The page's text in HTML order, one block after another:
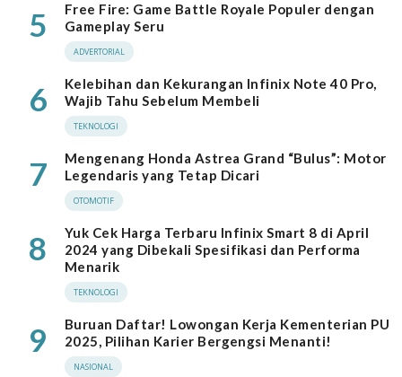
5
Free Fire: Game Battle Royale Populer dengan
Gameplay Seru
ADVERTORIAL
6
Kelebihan dan Kekurangan Infinix Note 40 Pro,
Wajib Tahu Sebelum Membeli
TEKNOLOGI
7
Mengenang Honda Astrea Grand “Bulus”: Motor
Legendaris yang Tetap Dicari
OTOMOTIF
8
Yuk Cek Harga Terbaru Infinix Smart 8 di April
2024 yang Dibekali Spesifikasi dan Performa
Menarik
TEKNOLOGI
9
Buruan Daftar! Lowongan Kerja Kementerian PU
2025, Pilihan Karier Bergengsi Menanti!
NASIONAL